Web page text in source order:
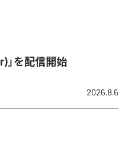
」を配信開始
2026.8.6